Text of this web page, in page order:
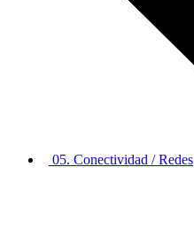
05. Conectividad / Redes